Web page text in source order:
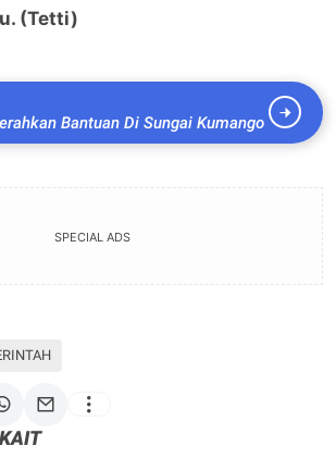
(Tetti)
Rohul Serahkan Bantuan Di Sungai Kumango
SPECIAL ADS